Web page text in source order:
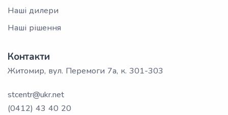
Наші дилери
Наші рішення
Контакти
Житомир, вул. Перемоги 7а, к. 301-303
stcentr@ukr.net
(0412) 43 40 20